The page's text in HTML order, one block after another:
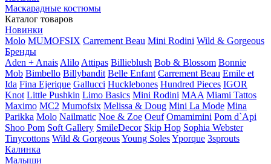
Маскарадные костюмы
Каталог товаров
Новинки
Molo MUMOFSIX Carrement Beau Mini Rodini Wild & Gorgeous
Бренды
Aden + Anais Alilo Attipas Billieblush Bob & Blossom Bonnie
Mob Bimbello Billybandit Belle Enfant Carrement Beau Emile et
Ida Fina Ejerique Gallucci Hucklebones Hundred Pieces IGOR
Knot Little Pushkin Limo Basics Mini Rodini MAA Miami Tattos
Maximo MC2 Mumofsix Melissa & Doug Mini La Mode Mina
Parikka Molo Nailmatic Noe & Zoe Oeuf Omamimini Pom d`Api
Shoo Pom Soft Gallery SmileDecor Skip Hop Sophia Webster
Tinycottons Wild & GorgeousYoung SolesYporque 3sprouts
Калинка
Малыши